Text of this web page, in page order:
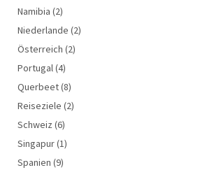
Namibia (2)
Niederlande (2)
Österreich (2)
Portugal(4)
Querbeet(8)
Reiseziele (2)
Schweiz (6)
Singapur(1)
Spanien (9)